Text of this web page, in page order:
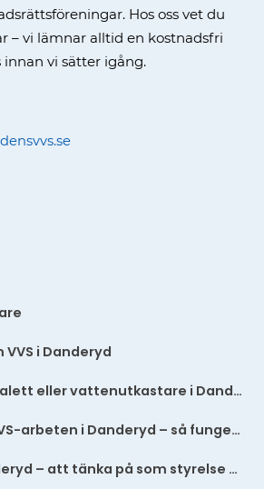
Hos oss vet du
– vi lämnar alltid en kostnadsfri
vi sätter igång.
i Danderyd
Byta blandare, toalett eller vattenutkastare i Danderyd
ROT-avdrag på VVS-arbeten i Danderyd – så fungerar det
VVS för BRF i Danderyd – att tänka på som styrelse eller förvaltare